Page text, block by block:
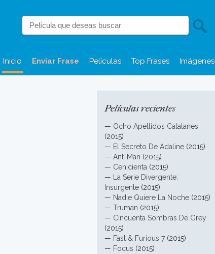
Inicio Enviar Frase Películas Top Frases Imágenes
Películas recientes
— Ocho Apellidos Catalanes
(2015)
— El Secreto De Adaline (2015)
— Ant-Man (2015)
— Cenicienta (2015)
—
La Serie Divergente:
Insurgente (2015)
— Nadie Quiere La Noche (2015)
— Truman (2015)
— Cincuenta Sombras De Grey
(2015)
— Fast & Furious 7 (2015)
— Focus (2015)